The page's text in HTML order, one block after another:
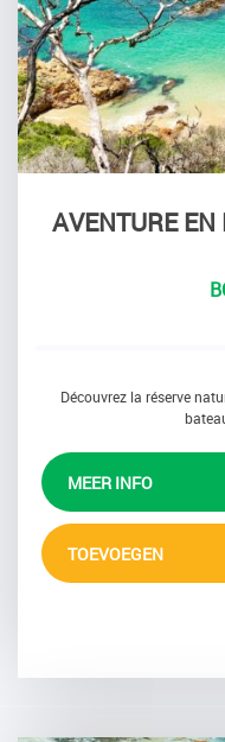
AVENTURE EN
Découvrez la réserve
MEER INFO
TOEVOEGEN